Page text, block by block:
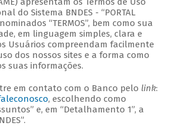
do Sistema BNDES - “PORTAL
“TERMOS”, bem como sua
em linguagem simples, clara e
Usuários compreendam facilmente
dos nossos sites e a forma como
suas informações.
em contato com o Banco pelo link:
, escolhendo como
e, em “Detalhamento 1”, a